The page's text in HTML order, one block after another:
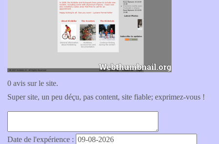
0 avis sur le site.
Super site, un peu déçu, pas content, site fiable; exprimez-vous !
Date de l'expérience :